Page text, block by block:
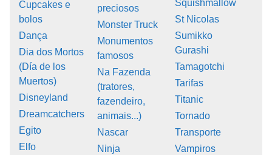
Cupcakes e
bolos
Dança
Dia dos Mortos
(Día de los
Muertos)
Disneyland
Dreamcatchers
Egito
Elfo
preciosos
Monster Truck
Monumentos
famosos
Na Fazenda
(tratores,
fazendeiro,
animais...)
Nascar
Ninja
Squishmallow
St Nicolas
Sumikko
Gurashi
Tamagotchi
Tarifas
Titanic
Tornado
Transporte
Vampiros